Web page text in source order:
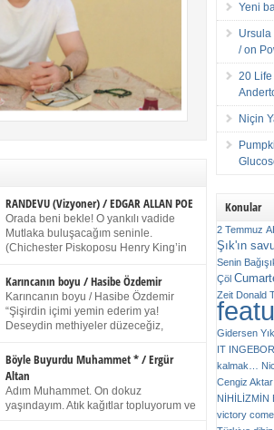
RANDEVU (Vizyoner) / EDGAR ALLAN POE
Orada beni bekle! O yankılı vadide
Mutlaka buluşacağım seninle.
(Chichester Piskoposu Henry King’in
adam! – Sen ki kendi hayal
afalladın, gençliğinin alevleri
Hayalimde seni tekrar görüyorum!
önümde duruyor siluetin! – Olduğun –
değil soğuk vadide ve gölgelerin […]
Karıncanın boyu / Hasibe Özdemir
Karıncanın boyu / Hasibe Özdemir
“Şişirdin içimi yemin ederim ya!
Deseydin methiyeler düzeceğiz,
gel demedim kızım.” diyorum sakince.
madem, ne duyarsan
Bir sigara yakıyor. Başını yana yatırıp,
yılgın bakışıyla süzüyor beni.
ona bakıyorum ben de. Pes ediyor.
Böyle Buyurdu Muhammet * / Ergür
Altan
Adım Muhammet. On dokuz
yaşındayım. Atık kağıtlar topluyorum ve
Yeni
Ursula
/ on
20
Niçin
Konular
2 Temmuz
Şık'ın
Senin
Çöl
Zeit Donald
Gidersen
IT
kalmak…
Cengiz Aktar
NİHİLİZMİN
victory